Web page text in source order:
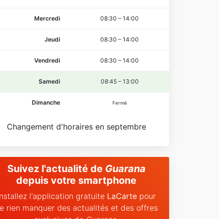
Mercredi 08:30 – 14:00
Jeudi 08:30 – 14:00
Vendredi 08:30 – 14:00
Samedi 08:45– 13:00
Dimanche Fermé
Changement d'horaires en septembre
Suivez l'actualité de Guarana
depuis votre smartphone
l'application gratuite LaCartepour
rien manquer des actualités et des offres